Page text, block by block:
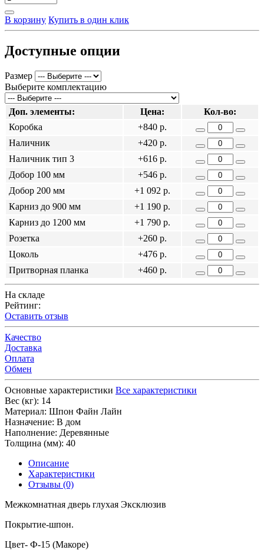
В корзину Купить в один клик
Доступные опции
Размер
Выберите комплектацию
Доп. элементы: Цена:
Кол-во:
Коробка
+840 р.
Наличник
+420 р.
Наличник тип 3
+616 р.
Добор 100 мм
+546 р.
Добор 200 мм
+1 092 р.
Карниз до 900 мм
+1 190 р.
Карниз до 1200 мм
+1 790 р.
Розетка
+260 р.
Цоколь
+476 р.
Притворная планка
+460 р.
На складе
Рейтинг:
Оставить отзыв
Качество
Доставка
Оплата
Обмен
Основные характеристики Все характеристики
Вес (кг): 14
Материал: Шпон Файн Лайн
Назначение: В дом
Наполнение: Деревянные
Толщина (мм): 40
Описание
Характеристики
Отзывы (0)
Межкомнатная дверь глухая Эксклюзив
Покрытие-шпон.
Цвет- Ф-15 (Макоре)